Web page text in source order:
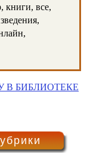
книги, все,
В БИБЛИОТЕКЕ